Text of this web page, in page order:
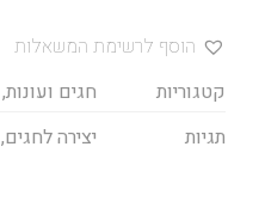
הוסף לרשימת המשאלות
קטגוריות
חגים ועונות,
תגיות
יצירה לחגים,